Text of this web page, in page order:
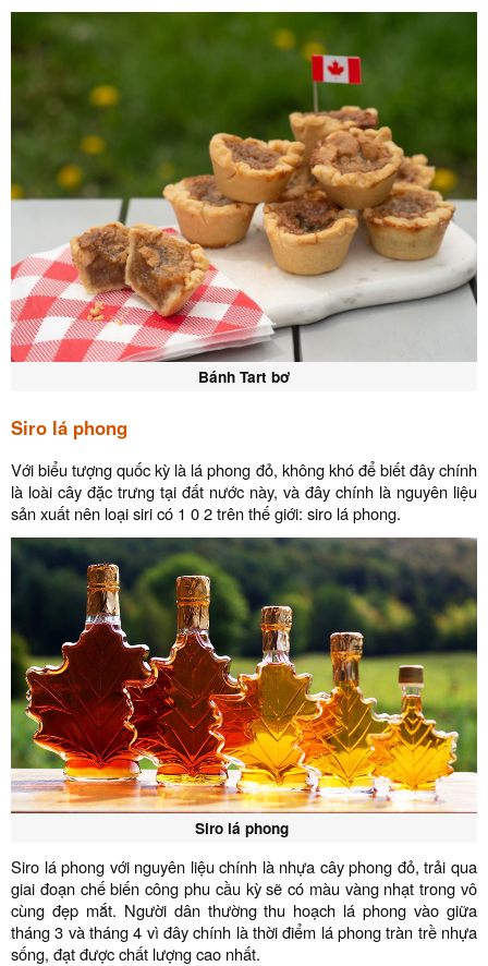
Bánh Tart bơ
Siro lá phong
Với biểu tượng quốc kỳ là lá phong đỏ, không khó để biết đây chính
là loài cây đặc trưng tại đất nước này, và đây chính là nguyên liệu
sản xuất nên loại siri có 1 0 2 trên thế giới: siro lá phong.
Siro lá phong
Siro lá phong với nguyên liệu chính là nhựa cây phong đỏ, trải qua
giai đoạn chế biến công phu cầu kỳ sẽ có màu vàng nhạt trong vô
cùng đẹp mắt. Người dân thường thu hoạch lá phong vào giữa
tháng 3 và tháng 4 vì đây chính là thời điểm lá phong tràn trề nhựa
sống, đạt được chất lượng cao nhất.